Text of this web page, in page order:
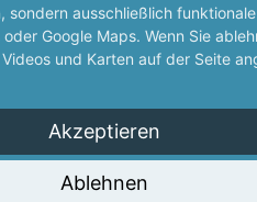
sondern ausschließlich
oder Google Maps. Wenn Sie
und Karten auf der Seite
Akzeptieren
Ablehnen